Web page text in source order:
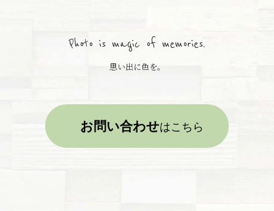
Photo is magic of memories.
思い出に色を。
お問い合わせはこちら